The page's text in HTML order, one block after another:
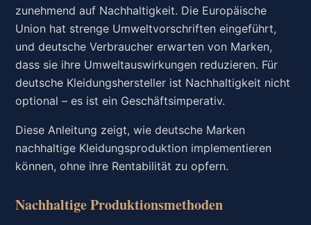
zunehmend auf Nachhaltigkeit. Die Europäische
Union hat strenge Umweltvorschriften eingeführt,
und deutsche Verbraucher erwarten von Marken,
dass sie ihre Umweltauswirkungen reduzieren. Für
deutsche Kleidungshersteller ist Nachhaltigkeit nicht
optional – es ist ein Geschäftsimperativ.
Diese Anleitung zeigt, wie deutsche Marken
nachhaltige Kleidungsproduktion implementieren
können, ohne ihre Rentabilität zu opfern.
Nachhaltige Produktionsmethoden